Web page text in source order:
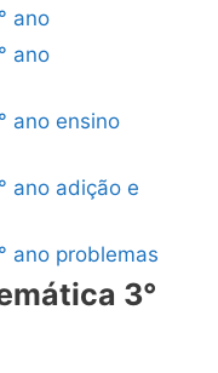
ano
ano
ano ensino
ano adição e
ano problemas
3°